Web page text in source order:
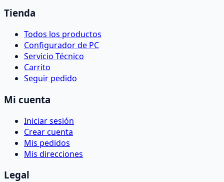
Tienda
Todos los productos
Configurador de PC
Servicio Técnico
Carrito
Seguir pedido
Mi cuenta
Iniciar sesión
Crear cuenta
Mis pedidos
Mis direcciones
Legal